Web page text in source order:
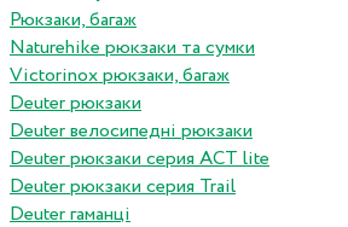
Рюкзаки, багаж
Naturehike рюкзаки та сумки
Victorinox рюкзаки, багаж
Deuter рюкзаки
Deuter велосипедні рюкзаки
Deuter рюкзаки серия ACT lite
Deuter рюкзаки серия Trail
Deuter гаманці